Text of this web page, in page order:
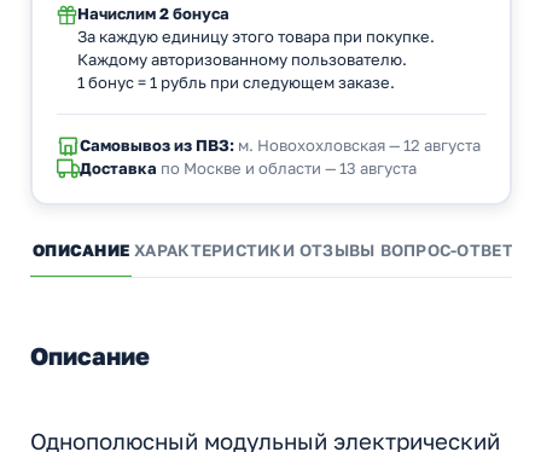
Начислим 2 бонуса
За каждую единицу этого товара при покупке.
Каждому авторизованному пользователю.
1 бонус = 1 рубль при следующем заказе.
Самовывоз из ПВЗ:м. Новохохловская — 12 августа
Доставка по Москве и области — 13 августа
ОПИСАНИЕ ХАРАКТЕРИСТИКИ ОТЗЫВЫ ВОПРОС-ОТВЕТ
Описание
Однополюсный модульный электрический